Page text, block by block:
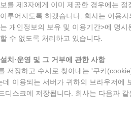
를 제3자에게 이미 제공한 경우에는
루어지도록 하겠습니다. 회사는 이용
개인정보의 보유 및 이용기간>에 명
수 없도록 처리하고 있습니다.
치·운영 및 그 거부에 관한 사항
저장하고 수시로 찾아내는 '쿠키
데 이용되는 서버가 귀하의 브라우저에
디스크에 저장됩니다. 회사는 다음과